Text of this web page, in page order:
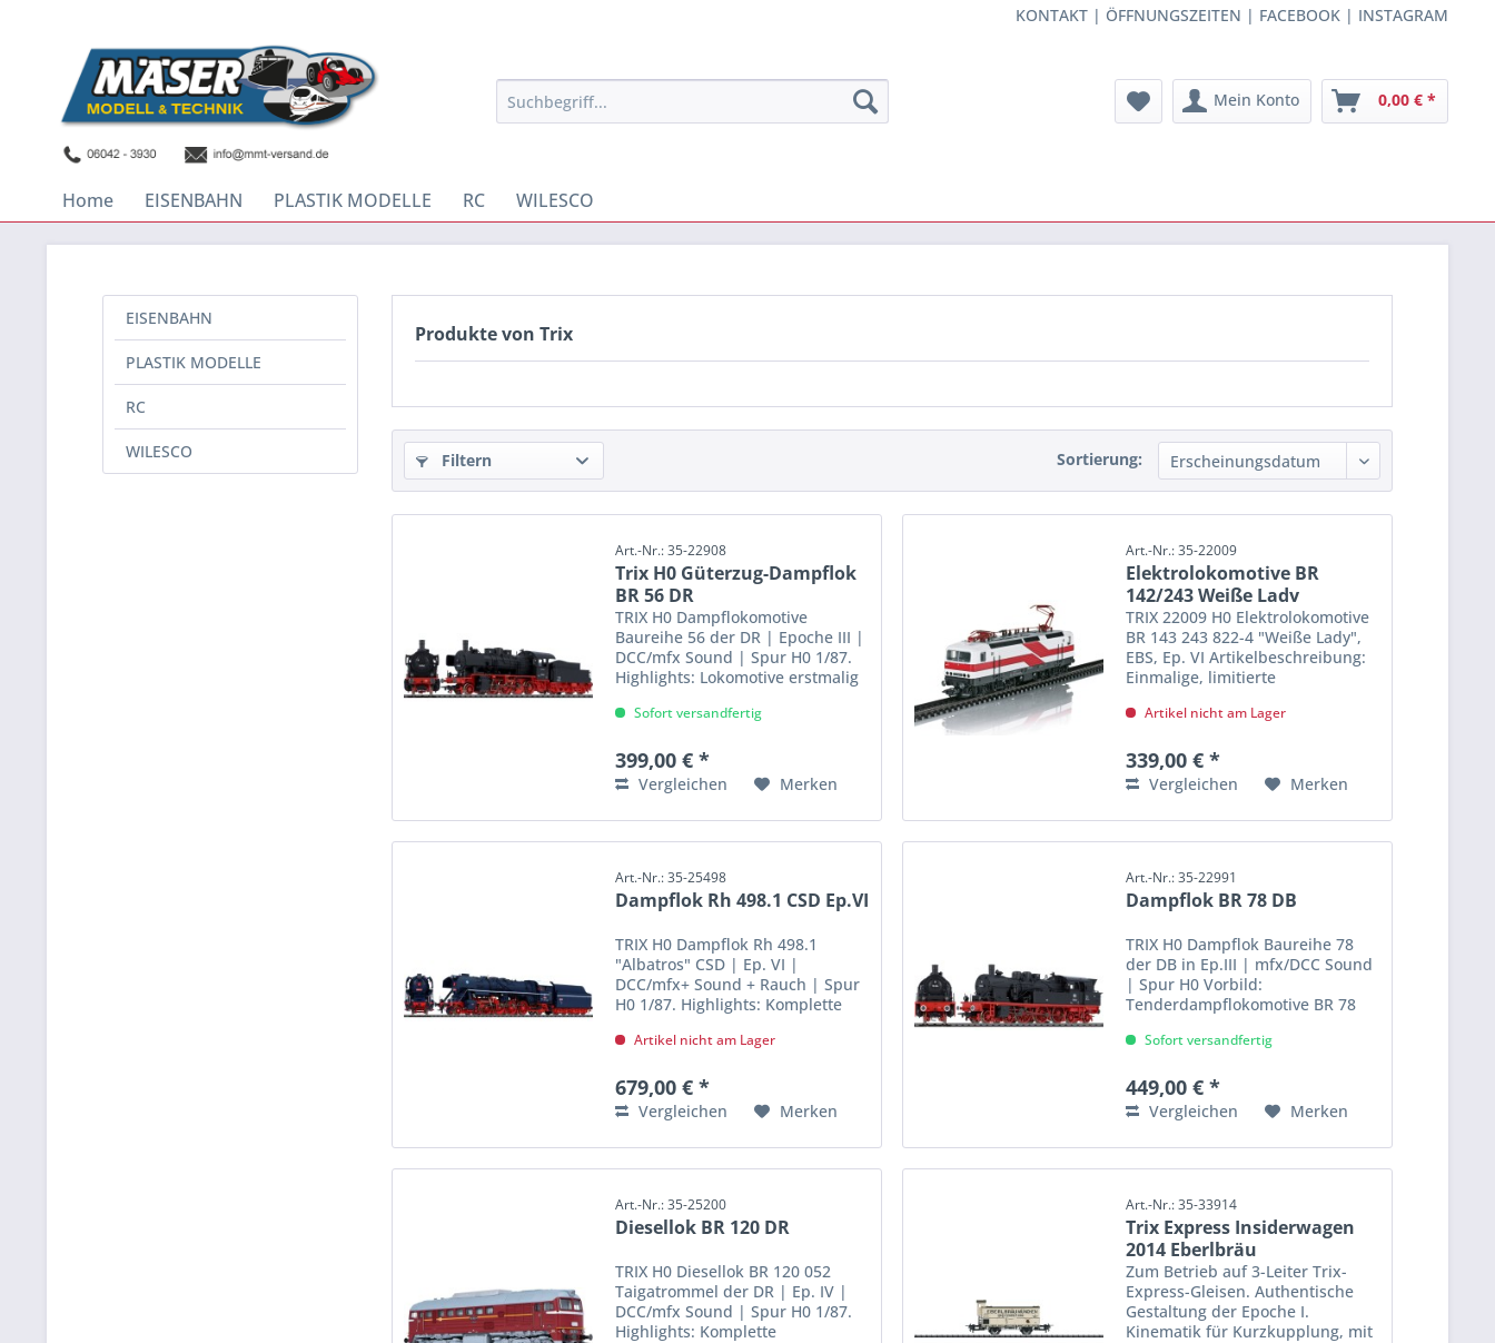
KONTAKT | ÖFFNUNGSZEITEN | FACEBOOK | INSTAGRAM
Mein Konto 0,00 € *
Home EISENBAHN PLASTIK MODELLE RC WILESCO
EISENBAHN
PLASTIK MODELLE
RC
WILESCO
Produkte von Trix
Filtern Sortierung:
Art.-Nr.: 35-22908
Trix H0 Güterzug-Dampflok
BR 56 DR
TRIX H0 Dampflokomotive
Baureihe 56 der DR | Epoche III |
DCC/mfx Sound | Spur H0 1/87.
Highlights: Lokomotive erstmalig
entwickelte Rauchkammertüre
Leitungsführung Mit...
Sofort versandfertig
399,00 € *
Vergleichen Merken
Art.-Nr.: 35-22009
Elektrolokomotive BR
142/243 Weiße Lady
TRIX 22009 H0 Elektrolokomotive
BR 143 243 822-4 "Weiße Lady",
EBS, Ep. VI Artikelbeschreibung:
Einmalige, limitierte
den EUROTRAIN- und idee+spiel-
Vorbild: Elektrolokomotive BR...
Artikel nicht am Lager
339,00 € *
Vergleichen Merken
Art.-Nr.: 35-25498
Dampflok Rh 498.1 CSD Ep.VI
TRIX H0 Dampflok Rh 498.1
"Albatros" CSD | Ep. VI |
DCC/mfx+ Sound + Rauch | Spur
H0 1/87. Highlights: Komplette
filigrane Metallkonstruktion.
Serienmäßiger Raucheinsatz
mit...
Artikel nicht am Lager
679,00 € *
Vergleichen Merken
Art.-Nr.: 35-22991
Dampflok BR 78 DB
TRIX H0 Dampflok Baureihe 78
der DB in Ep.III | mfx/DCC Sound
| Spur H0 Vorbild:
Tenderdampflokomotive BR 78
Deutschen Bundesbahn (DB).
Kesselaufbauten (D-D-S),
Sandkasten eckig....
Sofort versandfertig
449,00 € *
Vergleichen Merken
Art.-Nr.: 35-25200
Diesellok BR 120 DR
TRIX H0 Diesellok BR 120 052
Taigatrommel der DR | Ep. IV |
DCC/mfx Sound | Spur H0 1/87.
Highlights: Komplette
Art.-Nr.: 35-33914
Trix Express Insiderwagen
2014 Eberlbräu
Zum Betrieb auf 3-Leiter Trix-
Express-Gleisen. Authentische
Gestaltung der Epoche I.
Kinematik für Kurzkupplung, mit